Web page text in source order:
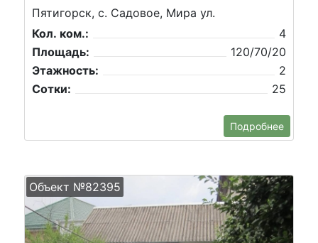
Пятигорск, с. Садовое, Мира ул.
Кол. ком.:
4
Площадь:
120/70/20
Этажность:
2
Сотки:
25
Подробнее
Объект №82395